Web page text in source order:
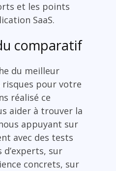
et les points
SaaS.
comparatif
du meilleur
risques pour votre
réalisé ce
aider à trouver la
appuyant sur
avec des tests
d’experts, sur
concrets, sur